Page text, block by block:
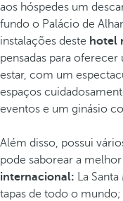
aos hóspedes um
fundo o Palácio de
instalações deste hotel
pensadas para
estar, com um
espaços
eventos e um ginásio
Além disso, possui
pode saborear a
internacional: La
tapas de todo o